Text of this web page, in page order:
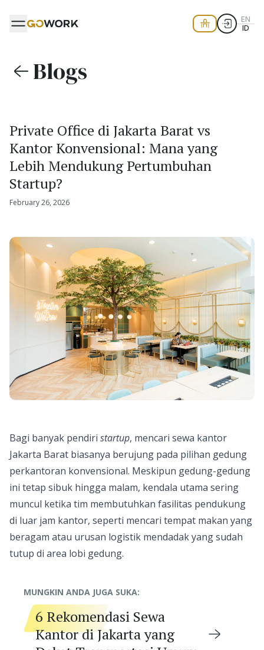
EN
ID
Blogs
Private Office di Jakarta Barat vs
Kantor Konvensional: Mana yang
Lebih Mendukung Pertumbuhan
Startup?
February 26, 2026
Bagi banyak pendiri startup, mencari sewa kantor
Jakarta Barat biasanya berujung pada pilihan gedung
perkantoran konvensional. Meskipun gedung-gedung
ini tetap sibuk hingga malam, kendala utama sering
muncul ketika tim membutuhkan fasilitas pendukung
di luar jam kantor, seperti mencari tempat makan yang
beragam atau urusan logistik mendadak yang sudah
tutup di area lobi gedung.
MUNGKIN ANDA JUGA SUKA:
6 Rekomendasi Sewa
Kantor di Jakarta yang